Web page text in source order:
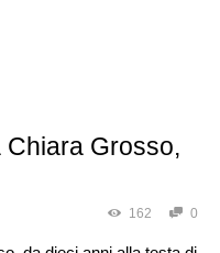
Grosso,
162 0